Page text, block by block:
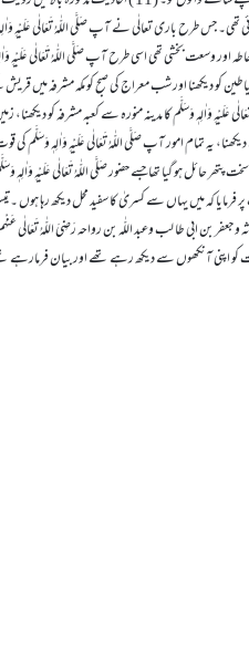
اور وسعت بخشی تھی اسی طرح آپ صَلَّی اللّٰہُ تَعَالٰی
کو دیکھنا اور شب معراج کی صبح کو مکہ مشرفہ
وَاٰلِہٖ وَسَلَّم کا مدینہ منورہ سے کعبہ مشرفہ کو
یہ تمام امور آپ صَلَّی اللّٰہُ تَعَالٰی عَلَیْہِ وَاٰلِہٖ وَسَلَّم کی
حائل ہو گیا تھاجسے حضور صَلَّی اللّٰہُ تَعَالٰی عَلَیْہِ
بن ابی طا لب وعبد اللّٰہ بن رواحہ رَضِیَ اللّٰہُ
کو اپنی آنکھوں سے دیکھ رہے تھے اور بیان